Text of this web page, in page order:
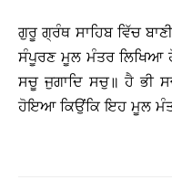
ਗੁਰੂ ਗ੍ਰੰਥ ਸਾਹਿਬ ਵਿੱਚ
ਸੰਪੂਰਣ ਮੂਲ ਮੰਤਰ
ਸਚੂ ਜੁਗਾਦਿ ਸਚੁ॥ ਹੈ ਭੀ
ਹੋਇਆ ਕਿਉਂਕਿ ਇਹ ਮੂਲ